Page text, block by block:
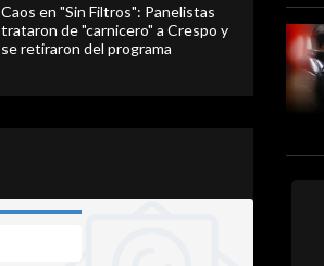
Caos en "Sin Filtros": Panelistas
trataron de "carnicero" a Crespo y
se retiraron del programa